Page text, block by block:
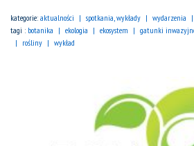
kategorie: aktualności spotkania, wykłady
wydarzenia
tagi : botanika ekologia ekosystem gatunki
rośliny
wykład